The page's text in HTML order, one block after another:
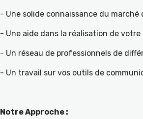
- Une solide connaissance du
- Une aide dans la réalisation de
- Un réseau de professionnels de
- Un travail sur vos outils de
Notre Approche :